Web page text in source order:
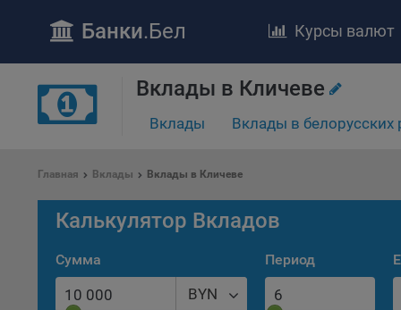
Банки.Бел Курсы валют
Вклады в Кличеве
Вклады Вклады в белорусских
Главная Вклады Вклады в Кличеве
Калькулятор Вкладов
Сумма
BYN
Период